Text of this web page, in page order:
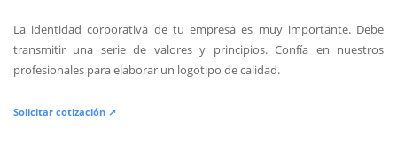
La identidad corporativa de tu empresa es muy importante. Debe
transmitir una serie de valores y principios. Confía en nuestros
profesionales para elaborar un logotipo de calidad.
Solicitar cotización ↗